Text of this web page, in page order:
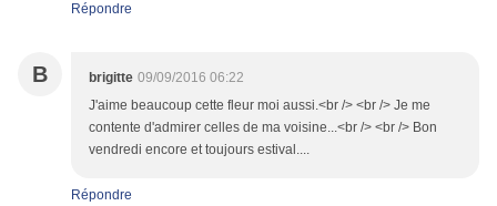
Répondre
B brigitte 09/09/2016 06:22
J'aime beaucoup cette fleur moi aussi.<br /> <br /> Je me
contente d'admirer celles de ma voisine...<br /> <br /> Bon
vendredi encore et toujours estival....
Répondre